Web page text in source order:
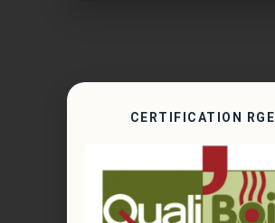
CERTIFICATION RGE